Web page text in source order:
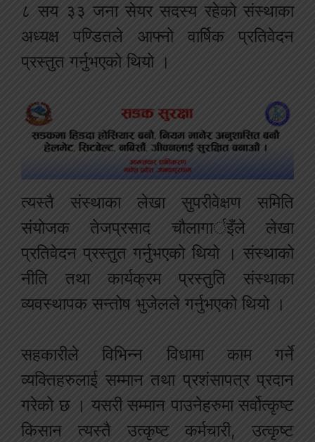
८ सय ३३ जना सेयर सदस्य रहेको संस्थाका
अध्यक्ष पण्डितले आफ्नो वार्षिक प्रतिवेदन
प्रस्तुत गर्नुभएको थियो ।
त्यस्तै संस्थाका लेखा सुपरीवेक्षण समिति
संयोजक तेजप्रसाद चौलागार्इँले लेखा
प्रतिवेदन प्रस्तुत गर्नुभएको थियो । संस्थाको
नीति तथा कार्यक्रम प्रस्तुति संस्थाका
व्यवस्थापक सन्तोष भुजेलले गर्नुभएको थियो ।
सहकारीले विभिन्न विधामा काम गर्ने
व्यक्तिहरुलाई सम्मान तथा प्रशंसापत्र प्रदान
गरेको छ । यसरी सम्मान पाउनेहरुमा सर्वोत्कृष्ट
किसान त्यस्तै उत्कृष्ट कर्मचारी, उत्कृष्ट